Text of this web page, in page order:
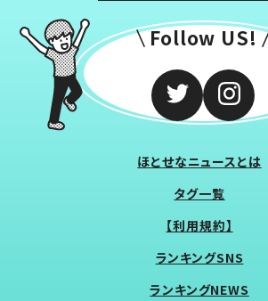
Follow US!
ほとせなニュースとは
タグ一覧
【利用規約】
ランキングSNS
ランキングNEWS